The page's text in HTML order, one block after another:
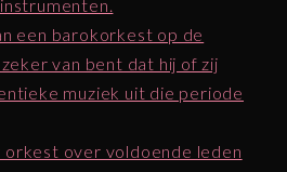
een barokorkest op de
van bent dat hij of zij
muziek uit die periode
over voldoende leden